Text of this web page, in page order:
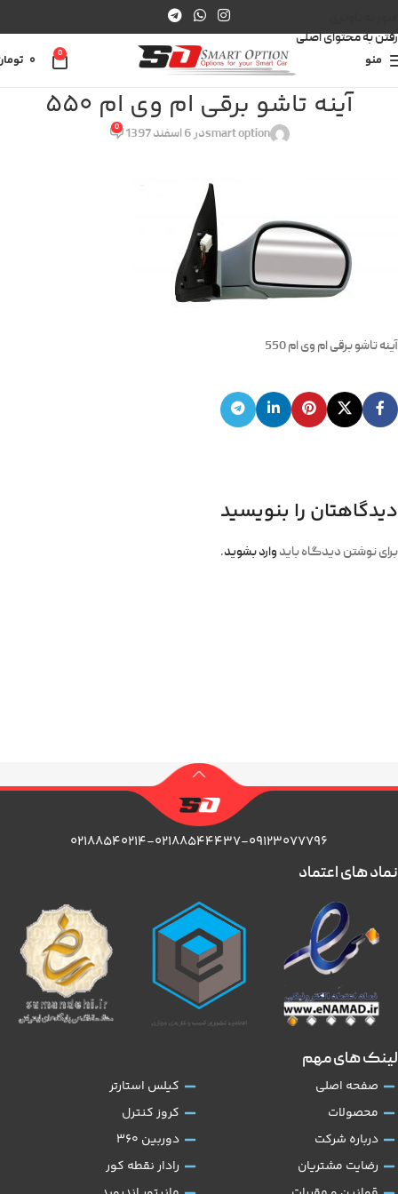
رفتن به محتوای اصلی
منو
0
آینه تاشو برقی ام وی ام 550
smart optionدر 6 اسفند 1397 0
آینه تاشو برقی ام وی ام 550
دیدگاهتان را بنویسید
برای نوشتن دیدگاه باید وارد بشوید.
۰۲۱۸۸۵۴۰۲۱۴-۰۲۱۸۸۵۴۴۴۳۷-۰۹۱۲۳۰۷۷۷۹۶
لینک های مهم
صفحه اصلی
محصولات
درباره شرکت
رضایت مشتریان
کیلس استارتر
کروز کنترل
دوربین 360
رادار نقطه کور
نماد های اعتماد